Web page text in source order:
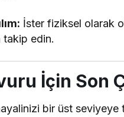
İster fiziksel olarak
takip edin.
İçin Son
bir üst seviyeye